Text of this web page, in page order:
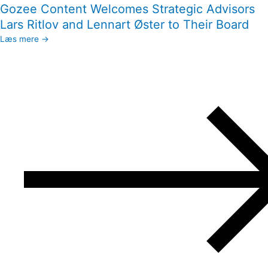
Gozee Content Welcomes Strategic Advisors
Lars Ritlov and Lennart Øster to Their Board
Læs mere →